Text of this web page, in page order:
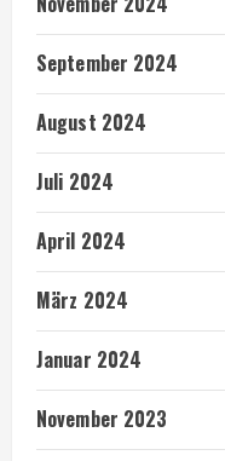
September 2024
August 2024
Juli 2024
April 2024
März 2024
Januar 2024
November 2023